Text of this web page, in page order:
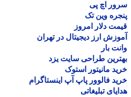
اچ پی
وین تک
دلار امروز
ارز دیجیتال در تهران
بار
طراحی سایت یزد
مانیتور استوک
فالوور پاپ آپ اینستاگرام
تبلیغاتی